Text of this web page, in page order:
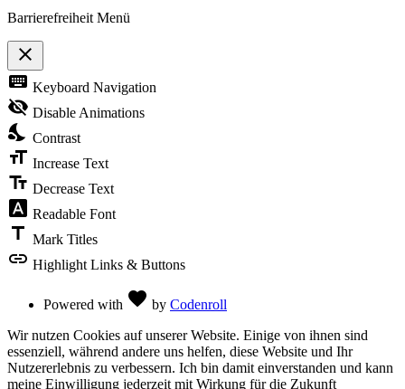
Barrierefreiheit Menü
close
Toggle
the
visibility
of
Accessibility
Toolbar
keyboard Keyboard Navigation
visibility_off Disable Animations
nights_stay Contrast
format_size Increase Text
text_fields Decrease Text
font_download Readable Font
title Mark Titles
link Highlight Links & Buttons
Powered with favorite by Codenroll
Wir nutzen Cookies auf unserer Website. Einige von ihnen sind
essenziell, während andere uns helfen, diese Website und Ihr
Nutzererlebnis zu verbessern. Ich bin damit einverstanden und kann
meine Einwilligung jederzeit mit Wirkung für die Zukunft